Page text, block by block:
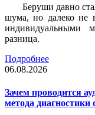
Беруши давно
шума, но далеко не
индивидуальными
разница.
Подробнее
06.08.2026
Зачем проводится
метода диагностики